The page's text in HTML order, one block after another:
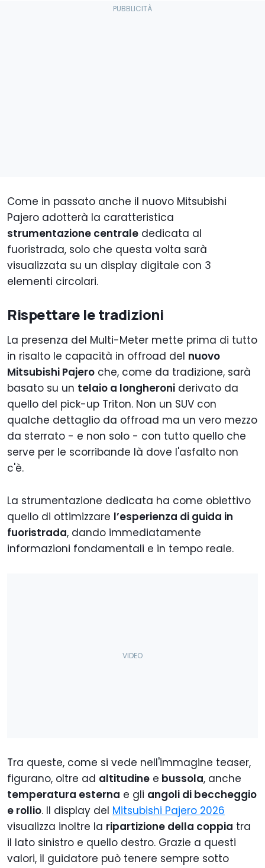
Come in passato anche il nuovo Mitsubishi
Pajero adotterà la caratteristica
strumentazione centrale dedicata al
fuoristrada, solo che questa volta sarà
visualizzata su un display digitale con 3
elementi circolari.
Rispettare le tradizioni
La presenza del Multi-Meter mette prima di tutto
in risalto le capacità in offroad del nuovo
Mitsubishi Pajero che, come da tradizione, sarà
basato su un telaio a longheroni derivato da
quello del pick-up Triton. Non un SUV con
qualche dettaglio da offroad ma un vero mezzo
da sterrato - e non solo - con tutto quello che
serve per le scorribande là dove l'asfalto non
c'è.
La strumentazione dedicata ha come obiettivo
quello di ottimizzare l’esperienza di guida in
fuoristrada, dando immediatamente
informazioni fondamentali e in tempo reale.
Tra queste, come si vede nell'immagine teaser,
figurano, oltre ad altitudine e bussola, anche
temperatura esterna e gli angoli di beccheggio
e rollio. Il display del Mitsubishi Pajero 2026
visualizza inoltre la ripartizione della coppia tra
il lato sinistro e quello destro. Grazie a questi
valori, il guidatore può tenere sempre sotto